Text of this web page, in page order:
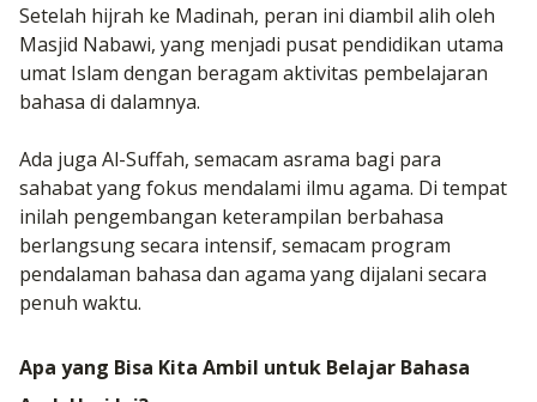
Setelah hijrah ke Madinah, peran ini diambil alih oleh
Masjid Nabawi, yang menjadi pusat pendidikan utama
umat Islam dengan beragam aktivitas pembelajaran
bahasa di dalamnya.
Ada juga Al-Suffah, semacam asrama bagi para
sahabat yang fokus mendalami ilmu agama. Di tempat
inilah pengembangan keterampilan berbahasa
berlangsung secara intensif, semacam program
pendalaman bahasa dan agama yang dijalani secara
penuh waktu.
Apa yang Bisa Kita Ambil untuk Belajar Bahasa